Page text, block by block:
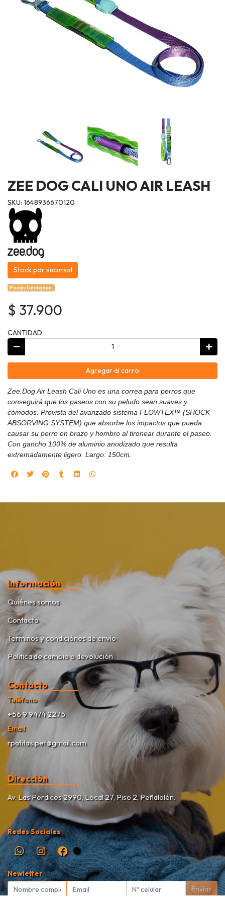
ZEE DOG CALI UNO AIR LEASH
SKU: 1648936670120
Stock por sucursal
Pocas Unidades.
$ 37.900
CANTIDAD
Agregar al carro
Zee.Dog Air Leash Cali Uno es una correa para perros que
conseguirá que los paseos con su peludo sean suaves y
cómodos. Provista del avanzado sistema FLOWTEX™ (SHOCK
ABSORVING SYSTEM) que absorbe los impactos que pueda
causar su perro en brazo y hombro al tironear durante el paseo.
Con gancho 100% de aluminio anodizado que resulta
extremadamente ligero. Largo: 150cm.
Información
Quiénes somos
Contacto
Terminos y condiciónes de envío
Política de cambio o devolución
Contacto
Teléfono
+56 9 9474 2275
Email
rpatitas.pet@gmail.com
Dirección
Av. Las Perdices 2990, Local 27, Piso 2, Peñalolén.
Redes Sociales
Newletter
Enviar